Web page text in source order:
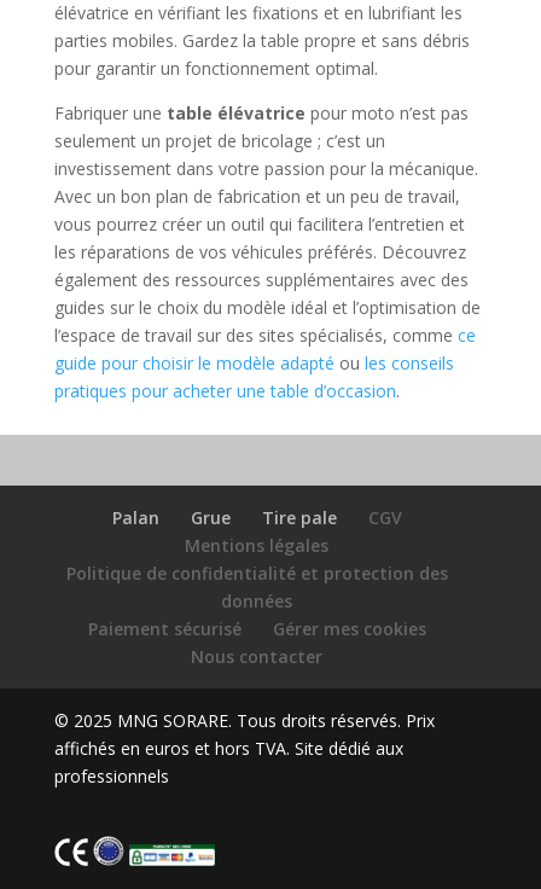
élévatrice en vérifiant les fixations et en lubrifiant les
parties mobiles. Gardez la table propre et sans débris
pour garantir un fonctionnement optimal.
Fabriquer une table élévatrice pour moto n’est pas
seulement un projet de bricolage ; c’est un
investissement dans votre passion pour la mécanique.
Avec un bon plan de fabrication et un peu de travail,
vous pourrez créer un outil qui facilitera l’entretien et
les réparations de vos véhicules préférés. Découvrez
également des ressources supplémentaires avec des
guides sur le choix du modèle idéal et l’optimisation de
l’espace de travail sur des sites spécialisés, comme ce
guide pour choisir le modèle adapté ou les conseils
pratiques pour acheter une table d’occasion.
Palan Grue Tire pale
CGV
Mentions légales
Politique de confidentialité et protection des
données
Paiement sécurisé
Gérer mes cookies
Nous contacter
© 2025 MNG SORARE. Tous droits réservés. Prix
affichés en euros et hors TVA. Site dédié aux
professionnels